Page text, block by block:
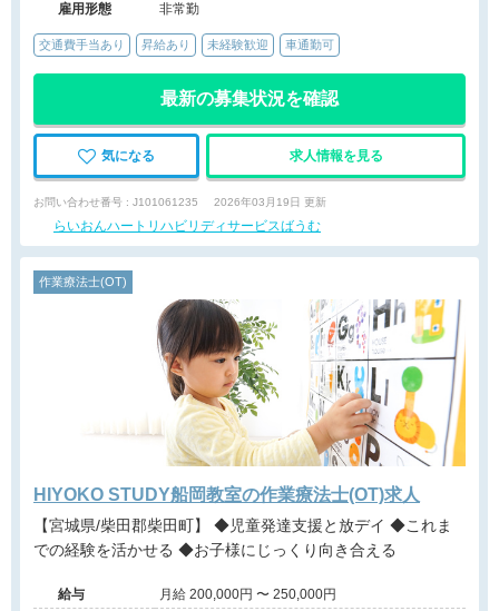
雇用形態
非常勤
交通費手当あり 昇給あり 未経験歓迎 車通勤可
最新の募集状況を確認
気になる 求人情報を見る
お問い合わせ番号 : J101061235 2026年03月19日 更新
らいおんハートリハビリディサービスばうむ
作業療法士(OT)
HIYOKO STUDY船岡教室の作業療法士(OT)求人
【宮城県/柴田郡柴田町】 ◆児童発達支援と放デイ ◆これま
での経験を活かせる ◆お子様にじっくり向き合える
給与
月給 200,000円 〜 250,000円